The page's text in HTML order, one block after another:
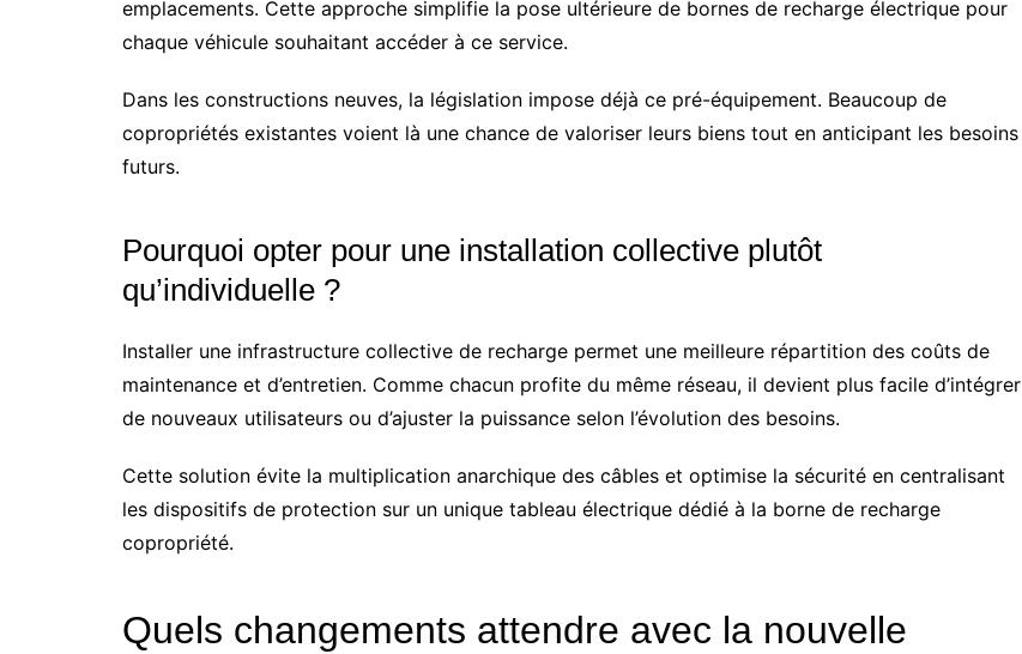
emplacements. Cette approche simplifie la pose ultérieure de bornes de recharge électrique pour
chaque véhicule souhaitant accéder à ce service.
Dans les constructions neuves, la législation impose déjà ce pré-équipement. Beaucoup de
copropriétés existantes voient là une chance de valoriser leurs biens tout en anticipant les besoins
futurs.
Pourquoi opter pour une installation collective plutôt
qu’individuelle ?
Installer une infrastructure collective de recharge permet une meilleure répartition des coûts de
maintenance et d’entretien. Comme chacun profite du même réseau, il devient plus facile d’intégrer
de nouveaux utilisateurs ou d’ajuster la puissance selon l’évolution des besoins.
Cette solution évite la multiplication anarchique des câbles et optimise la sécurité en centralisant
les dispositifs de protection sur un unique tableau électrique dédié à la borne de recharge
copropriété.
Quels changements attendre avec la nouvelle